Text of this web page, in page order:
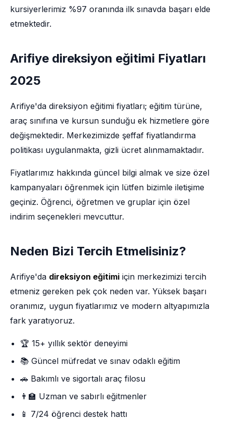
kursiyerlerimiz %97 oranında ilk sınavda başarı elde
etmektedir.
Arifiye direksiyon eğitimi Fiyatları
2025
Arifiye'da direksiyon eğitimi fiyatları; eğitim türüne,
araç sınıfına ve kursun sunduğu ek hizmetlere göre
değişmektedir. Merkezimizde şeffaf fiyatlandırma
politikası uygulanmakta, gizli ücret alınmamaktadır.
Fiyatlarımız hakkında güncel bilgi almak ve size özel
kampanyaları öğrenmek için lütfen bizimle iletişime
geçiniz. Öğrenci, öğretmen ve gruplar için özel
indirim seçenekleri mevcuttur.
Neden Bizi Tercih Etmelisiniz?
Arifiye'da direksiyon eğitimi için merkezimizi tercih
etmeniz gereken pek çok neden var. Yüksek başarı
oranımız, uygun fiyatlarımız ve modern altyapımızla
fark yaratıyoruz.
🏆 15+ yıllık sektör deneyimi
📚 Güncel müfredat ve sınav odaklı eğitim
🚗 Bakımlı ve sigortalı araç filosu
👨‍🏫 Uzman ve sabırlı eğitmenler
📱 7/24 öğrenci destek hattı